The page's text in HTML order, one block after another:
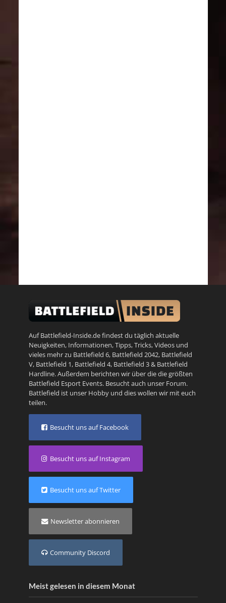
Auf Battlefield-Inside.de findest du täglich aktuelle
Neuigkeiten, Informationen, Tipps, Tricks, Videos und
vieles mehr zu Battlefield 6, Battlefield 2042, Battlefield
V, Battlefield 1, Battlefield 4, Battlefield 3& Battlefield
Hardline. Außerdem berichten wir über die die größten
Battlefield Esport Events. Besucht auch unser Forum.
Battlefield ist unser Hobby und dies wollen wir mit euch
teilen.
Besucht uns auf Facebook
Besucht uns auf Instagram
Besucht uns auf Twitter
Newsletter abonnieren
Community Discord
Meist gelesen in diesem Monat